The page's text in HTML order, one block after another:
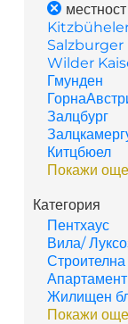
Salzburger
Wilder
Гмунден
Залцбург
Китцбюел
Покажи още
Категория
Пентхаус
Вила/
Жилищен
Покажи още